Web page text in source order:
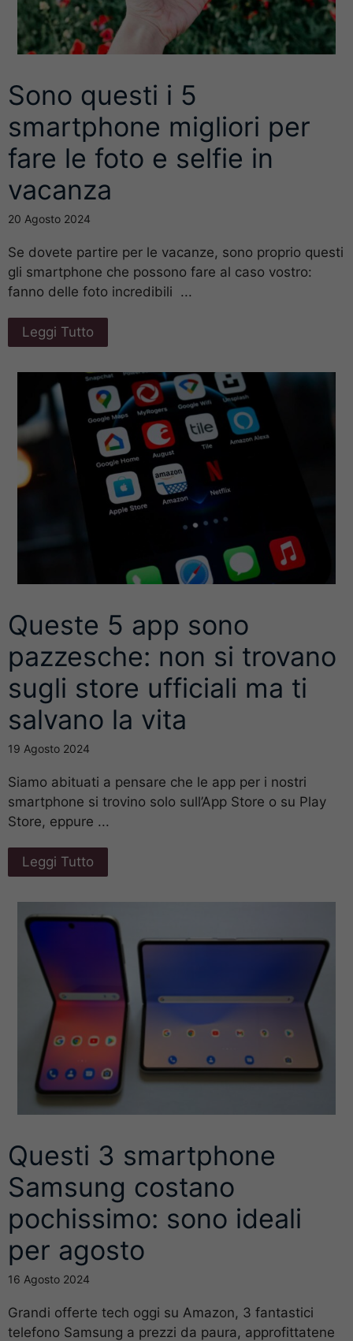
Sono questi i 5
smartphone migliori per
fare le foto e selfie in
vacanza
20 Agosto 2024
Se dovete partire per le vacanze, sono proprio questi
gli smartphone che possono fare al caso vostro:
fanno delle foto incredibili ...
Leggi Tutto
Queste 5 app sono
pazzesche: non si trovano
sugli store ufficiali ma ti
salvano la vita
19 Agosto 2024
Siamo abituati a pensare che le app per i nostri
smartphone si trovino solo sull’App Store o su Play
Store, eppure ...
Leggi Tutto
Questi 3 smartphone
Samsung costano
pochissimo: sono ideali
per agosto
16 Agosto 2024
Grandi offerte tech oggi su Amazon, 3 fantastici
telefono Samsung a prezzi da paura, approfittatene